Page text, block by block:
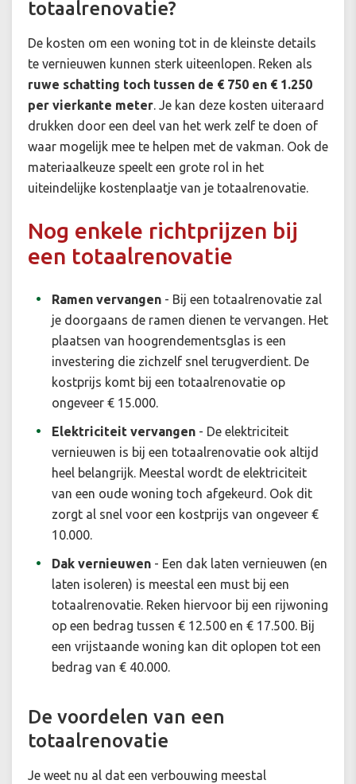
totaalrenovatie?
De kosten om een woning tot in de kleinste details
te vernieuwen kunnen sterk uiteenlopen. Reken als
ruwe schatting toch tussen de € 750 en € 1.250
per vierkante meter. Je kan deze kosten uiteraard
drukken door een deel van het werk zelf te doen of
waar mogelijk mee te helpen met de vakman. Ook de
materiaalkeuze speelt een grote rol in het
uiteindelijke kostenplaatje van je totaalrenovatie.
Nog enkele richtprijzen bij
een totaalrenovatie
Ramen vervangen - Bij een totaalrenovatie zal
je doorgaans de ramen dienen te vervangen. Het
plaatsen van hoogrendementsglas is een
investering die zichzelf snel terugverdient. De
kostprijs komt bij een totaalrenovatie op
ongeveer € 15.000.
Elektriciteit vervangen - De elektriciteit
vernieuwen is bij een totaalrenovatie ook altijd
heel belangrijk. Meestal wordt de elektriciteit
van een oude woning toch afgekeurd. Ook dit
zorgt al snel voor een kostprijs van ongeveer €
10.000.
Dak vernieuwen - Een dak laten vernieuwen (en
laten isoleren) is meestal een must bij een
totaalrenovatie. Reken hiervoor bij een rijwoning
op een bedrag tussen € 12.500 en € 17.500. Bij
een vrijstaande woning kan dit oplopen tot een
bedrag van € 40.000.
De voordelen van een
totaalrenovatie
Je weet nu al dat een verbouwing meestal